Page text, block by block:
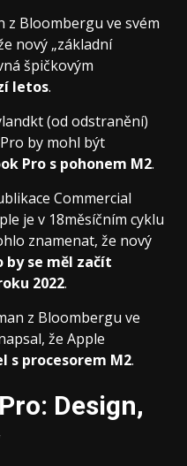
z Bloombergu ve svém
nový „základní
špičkovým
letos.
(od odstranění)
by mohl být
Pro s pohonem M2.
Commercial
je v 18měsíčním cyklu
znamenat, že nový
by se měl začít
2022.
z Bloombergu ve
že Apple
s procesorem M2.
Design,